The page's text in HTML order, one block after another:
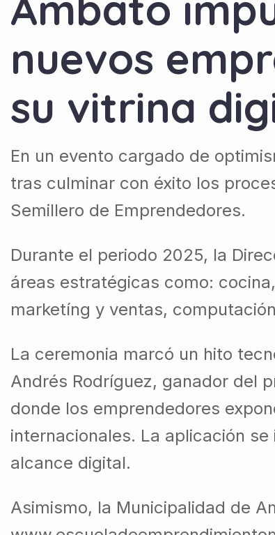
nuevos
su vitrina
En un evento cargado de
tras culminar con éxito los
Semillero de Emprendedores.
Durante el periodo 2025, la
áreas estratégicas como:
marketíng y ventas,
La ceremonia marcó un hito
Andrés Rodríguez, ganador del
donde los emprendedores
internacionales. La aplicación
alcance digital.
Asimismo, la Municipalidad de